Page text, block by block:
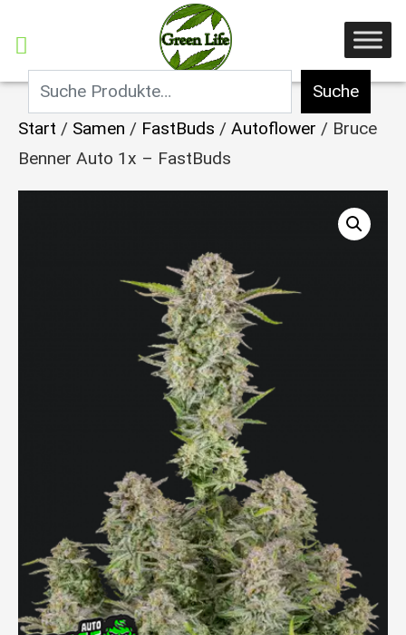
Suche
Start / Samen / FastBuds / Autoflower / Bruce
Benner Auto 1x – FastBuds